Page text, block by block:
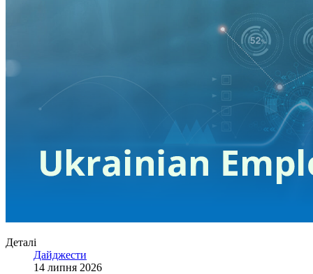
Деталі
Дайджести
14 липня 2026